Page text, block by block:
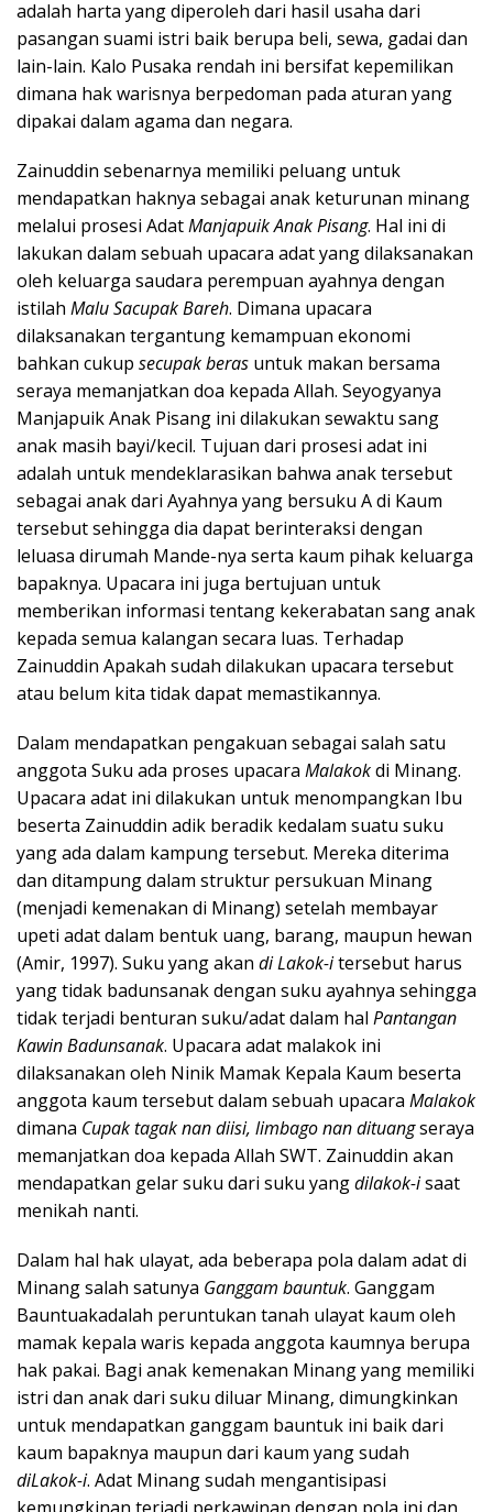
adalah harta yang diperoleh dari hasil usaha dari
pasangan suami istri baik berupa beli, sewa, gadai dan
lain-lain. Kalo Pusaka rendah ini bersifat kepemilikan
dimana hak warisnya berpedoman pada aturan yang
dipakai dalam agama dan negara.
Zainuddin sebenarnya memiliki peluang untuk
mendapatkan haknya sebagai anak keturunan minang
melalui prosesi AdatManjapuik Anak Pisang. Hal ini di
lakukan dalam sebuah upacara adat yang dilaksanakan
oleh keluarga saudara perempuan ayahnya dengan
istilah Malu Sacupak Bareh. Dimana upacara
dilaksanakan tergantung kemampuan ekonomi
bahkan cukup secupak beras untuk makan bersama
seraya memanjatkan doa kepada Allah. Seyogyanya
Manjapuik Anak Pisang ini dilakukan sewaktu sang
anak masih bayi/kecil. Tujuan dari prosesi adat ini
adalah untuk mendeklarasikan bahwa anak tersebut
sebagai anak dari Ayahnya yang bersuku A di Kaum
tersebut sehingga dia dapat berinteraksi dengan
leluasa dirumah Mande-nya serta kaum pihak keluarga
bapaknya. Upacara ini juga bertujuan untuk
memberikan informasi tentang kekerabatan sang anak
kepada semua kalangan secara luas. Terhadap
Zainuddin Apakah sudah dilakukan upacara tersebut
atau belum kita tidak dapat memastikannya.
Dalam mendapatkan pengakuan sebagai salah satu
anggota Suku ada proses upacara Malakokdi Minang.
Upacara adat ini dilakukan untuk menompangkan Ibu
beserta Zainuddin adik beradik kedalam suatu suku
yang ada dalam kampung tersebut. Mereka diterima
dan ditampung dalam struktur persukuan Minang
(menjadi kemenakan di Minang) setelah membayar
upeti adat dalam bentuk uang, barang, maupun hewan
(Amir, 1997). Suku yang akan di Lakok-itersebut harus
yang tidak badunsanak dengan suku ayahnya sehingga
tidak terjadi benturan suku/adat dalam hal Pantangan
Kawin Badunsanak. Upacara adat malakok ini
dilaksanakan oleh Ninik Mamak Kepala Kaum beserta
anggota kaum tersebut dalam sebuah upacara Malakok
dimana Cupak tagak nan diisi, limbago nan dituangseraya
memanjatkan doa kepada Allah SWT. Zainuddin akan
mendapatkan gelar suku dari suku yangdilakok-isaat
menikah nanti.
Dalam hal hak ulayat, ada beberapa pola dalam adat di
Minang salah satunya Ganggam bauntuk. Ganggam
Bauntuakadalah peruntukan tanah ulayat kaum oleh
mamak kepala waris kepada anggota kaumnya berupa
hak pakai. Bagi anak kemenakan Minang yang memiliki
istri dan anak dari suku diluar Minang, dimungkinkan
untuk mendapatkan ganggam bauntuk ini baik dari
kaum bapaknya maupun dari kaum yang sudah
diLakok-i. Adat Minang sudah mengantisipasi